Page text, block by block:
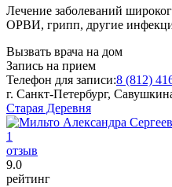
Лечение заболеваний
ОРВИ, грипп, другие
Вызвать врача на дом
Запись на прием
Телефон для записи:8 (812)
г. Санкт-Петербург,
Старая Деревня
1
отзыв
9.0
рейтинг